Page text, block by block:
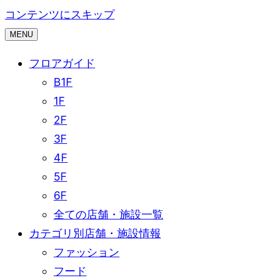
コンテンツにスキップ
MENU
フロアガイド
B1F
1F
2F
3F
4F
5F
6F
全ての店舗・施設一覧
カテゴリ別店舗・施設情報
ファッション
フード